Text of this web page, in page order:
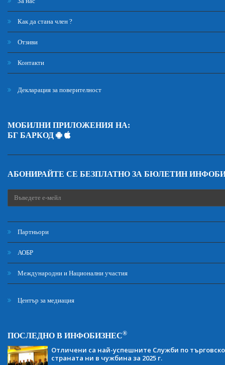
Как да стана член ?
Отзиви
Контакти
Декларация за поверителност
МОБИЛНИ ПРИЛОЖЕНИЯ НА:
БГ БАРКОД
АБОНИРАЙТЕ СЕ БЕЗПЛАТНО ЗА БЮЛЕТИН
Партньори
АОБР
Международни и Национални участия
Център за медиация
ПОСЛЕДНО В ИНФОБИЗНЕС®
Отличени са най-успешните Служби по
страната ни в чужбина за 2025 г.